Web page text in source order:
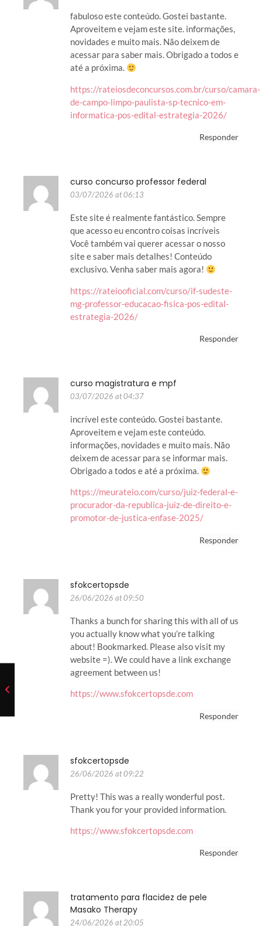
fabuloso este conteúdo. Gostei bastante.
Aproveitem e vejam este site. informações,
novidades e muito mais. Não deixem de
acessar para saber mais. Obrigado a todos e
até a próxima.
https://rateiosdeconcursos.com.br/curso/camara-
de-campo-limpo-paulista-sp-tecnico-em-
informatica-pos-edital-estrategia-2026/
Responder
curso concurso professor federal
03/07/2026 at 06:13
Este site é realmente fantástico. Sempre
que acesso eu encontro coisas incríveis
Você também vai querer acessar o nosso
site e saber mais detalhes! Conteúdo
exclusivo. Venha saber mais agora!
https://rateiooficial.com/curso/if-sudeste-
mg-professor-educacao-fisica-pos-edital-
estrategia-2026/
Responder
curso magistratura e mpf
03/07/2026 at 04:37
incrível este conteúdo. Gostei bastante.
Aproveitem e vejam este conteúdo.
informações, novidades e muito mais. Não
deixem de acessar para se informar mais.
Obrigado a todos e até a próxima.
https://meurateio.com/curso/juiz-federal-e-
procurador-da-republica-juiz-de-direito-e-
promotor-de-justica-enfase-2025/
Responder
sfokcertopsde
26/06/2026 at 09:50
Thanks a bunch for sharing this with all of us
you actually know what you’re talking
about! Bookmarked. Please also visit my
website =). We could have a link exchange
agreement between us!
https://www.sfokcertopsde.com
Responder
sfokcertopsde
26/06/2026 at 09:22
Pretty! This was a really wonderful post.
Thank you for your provided information.
https://www.sfokcertopsde.com
Responder
tratamento para flacidez de pele
Masako Therapy
24/06/2026 at 20:05